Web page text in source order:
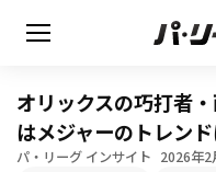
オリックスの巧打者
はメジャーのトレン
パ・リーグ インサイト 2026年2